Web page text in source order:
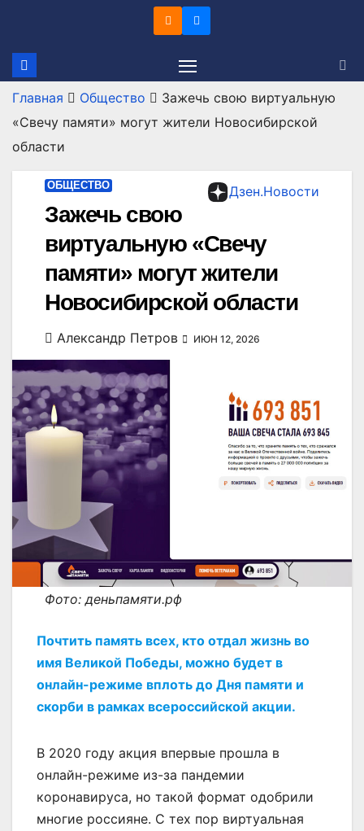
содержимому
Главная Общество
Зажечь свою виртуальную
«Свечу памяти» могут жители Новосибирской
области
Дзен.Новости
ОБЩЕСТВО
Зажечь свою
виртуальную «Свечу
памяти» могут жители
Новосибирской области
Александр Петров ИЮН 12, 2026
Фото: деньпамяти.рф
Почтить память всех, кто отдал жизнь во
имя Великой Победы, можно будет в
онлайн-режиме вплоть до Дня памяти и
скорби в рамках всероссийской акции.
В 2020 году акция впервые прошла в
онлайн-режиме из-за пандемии
коронавируса, но такой формат одобрили
многие россияне. С тех пор виртуальная